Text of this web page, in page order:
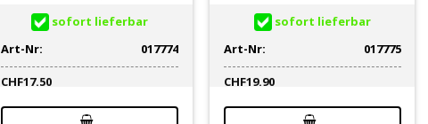
sofort lieferbar
Art-Nr:
017774
CHF17.50
sofort lieferbar
Art-Nr:
017775
CHF19.90